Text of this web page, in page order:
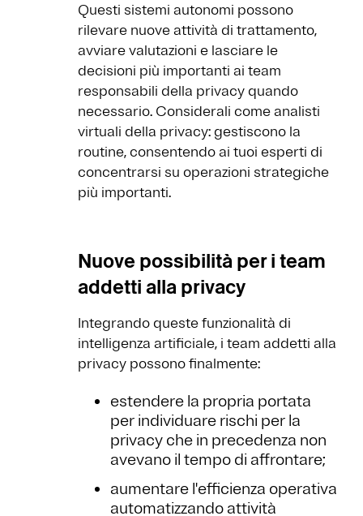
Questi sistemi autonomi possono
rilevare nuove attività di trattamento,
avviare valutazioni e lasciare le
decisioni più importanti ai team
responsabili della privacy quando
necessario. Considerali come analisti
virtuali della privacy: gestiscono la
routine, consentendo ai tuoi esperti di
concentrarsi su operazioni strategiche
più importanti.
Nuove possibilità per i team
addetti alla privacy
Integrando queste funzionalità di
intelligenza artificiale, i team addetti alla
privacy possono finalmente:
estendere la propria portata
per individuare rischi per la
privacy che in precedenza non
avevano il tempo di affrontare;
aumentare l'efficienza operativa
automatizzando attività